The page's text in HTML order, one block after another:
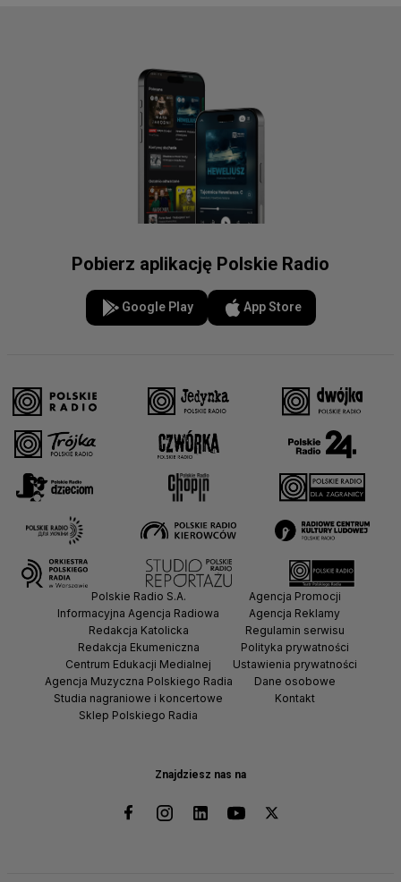
Pobierz aplikację Polskie Radio
Google Play App Store
Znajdziesz nas na
Polskie Radio S.A.
Informacyjna Agencja Radiowa
Redakcja Katolicka
Redakcja Ekumeniczna
Centrum Edukacji Medialnej
Agencja Muzyczna Polskiego Radia
Studia nagraniowe i koncertowe
Sklep Polskiego Radia
Agencja Promocji
Agencja Reklamy
Regulamin serwisu
Polityka prywatności
Ustawienia prywatności
Dane osobowe
Kontakt